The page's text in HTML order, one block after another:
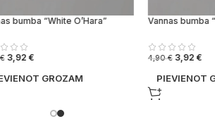
bumba “White O’Hara”
€ 3,92€
GROZAM
Vannas bumba
4,90€ 3,92€
PIEVIENOT